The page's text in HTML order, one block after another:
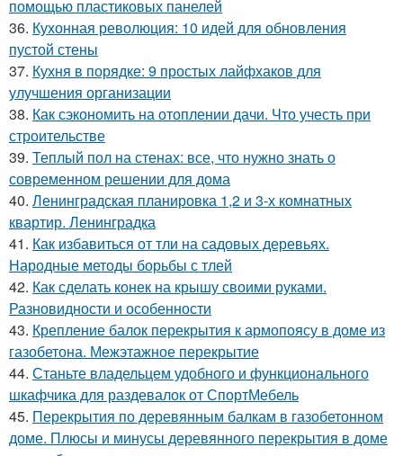
помощью пластиковых панелей
36. Кухонная революция: 10 идей для обновления
пустой стены
37. Кухня в порядке: 9 простых лайфхаков для
улучшения организации
38. Как сэкономить на отоплении дачи. Что учесть при
строительстве
39. Теплый пол на стенах: все, что нужно знать о
современном решении для дома
40. Ленинградская планировка 1,2 и 3-х комнатных
квартир. Ленинградка
41. Как избавиться от тли на садовых деревьях.
Народные методы борьбы с тлей
42. Как сделать конек на крышу своими руками.
Разновидности и особенности
43. Крепление балок перекрытия к армопоясу в доме из
газобетона. Межэтажное перекрытие
44. Станьте владельцем удобного и функционального
шкафчика для раздевалок от СпортМебель
45. Перекрытия по деревянным балкам в газобетонном
доме. Плюсы и минусы деревянного перекрытия в доме